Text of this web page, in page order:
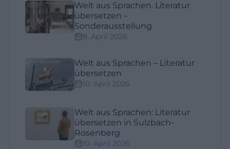
Welt aus Sprachen. Literatur
übersetzen –
Sonderausstellung
8. April 2026
Welt aus Sprachen – Literatur
übersetzen
10. April 2026
Welt aus Sprachen: Literatur
übersetzen in Sulzbach-
Rosenberg
10. April 2026